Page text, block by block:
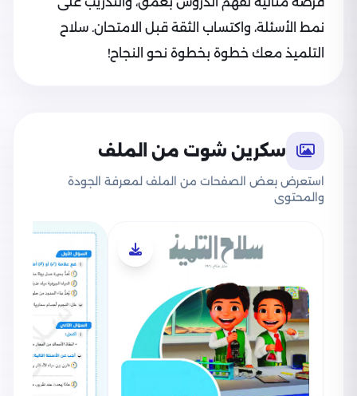
نمط الأسئلة، واكتساب الثقة قبل الامتحان. سلاح
التلميذ معك خطوة بخطوة نحو النجاح!
سكرين شوت من الملف
استعرض بعض الصفحات من الملف لمعرفة الجودة
والمحتوى